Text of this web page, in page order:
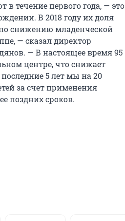
течение первого года, — это
В 2018 году их доля
снижению младенческой
— сказал директор
— В настоящее время 95
центре, что снижает
5 лет мы на 20
за счет применения
поздних сроков.